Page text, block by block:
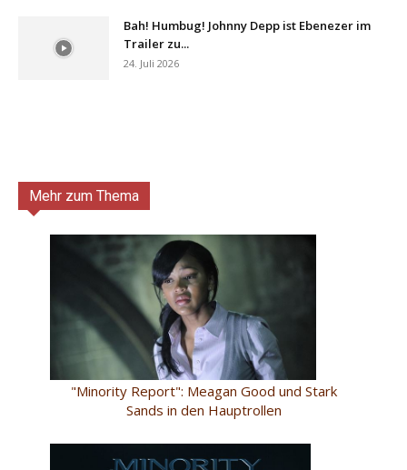
Bah! Humbug! Johnny Depp ist Ebenezer im
Trailer zu...
24. Juli 2026
Mehr zum Thema
"Minority Report": Meagan Good und Stark
Sands in den Hauptrollen